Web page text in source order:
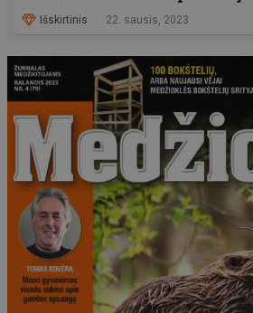
Išskirtinis 22. sausis, 2023